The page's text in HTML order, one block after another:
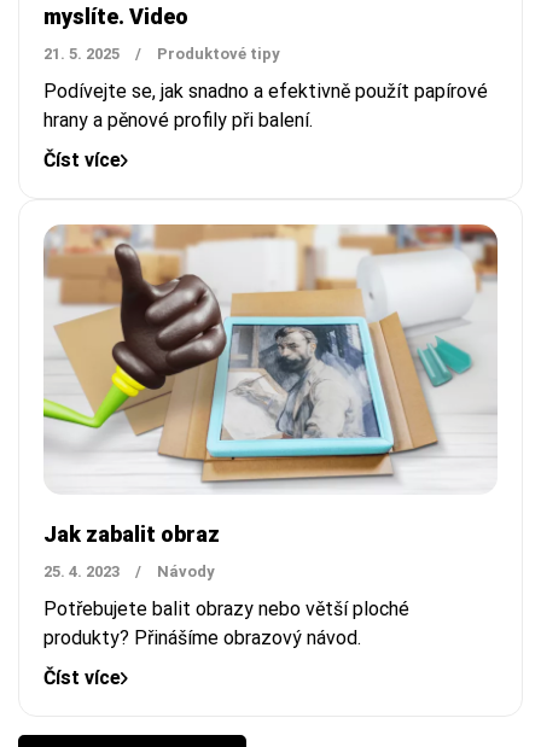
myslíte. Video
21. 5. 2025 / Produktové tipy
Podívejte se, jak snadno a efektivně použít papírové
hrany a pěnové profily při balení.
Číst více
Jak zabalit obraz
25. 4. 2023 / Návody
Potřebujete balit obrazy nebo větší ploché
produkty? Přinášíme obrazový návod.
Číst více